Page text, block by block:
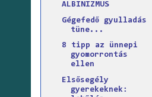
ALBINIZMUS
Gégefedő gyulladás
tüne...
8 tipp az ünnepi
gyomorrontás
ellen
Elsősegély
gyerekeknek: